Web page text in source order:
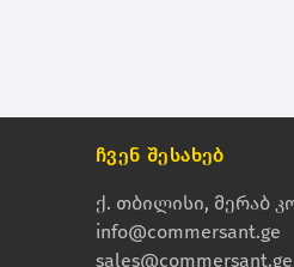
ჩვენ შესახებ
ქ. თბილისი, მერაბ
info@commersant.ge
sales@commersant.ge